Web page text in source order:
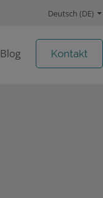
Deutsch (DE)
Blog Kontakt